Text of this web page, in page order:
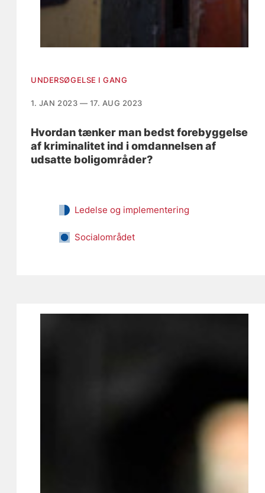
UNDERSØGELSE I GANG
1. JAN 2023 — 17. AUG 2023
Hvordan tænker man bedst forebyggelse
af kriminalitet ind i omdannelsen af
udsatte boligområder?
Ledelse og implementering
Socialområdet